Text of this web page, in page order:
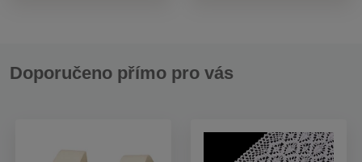
Doporučeno přímo pro vás